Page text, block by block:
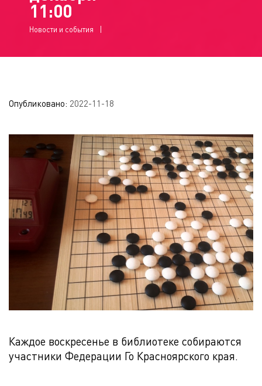
11:00
Новости и события
Опубликовано: 2022-11-18
Каждое воскресенье в библиотеке собираются
участники Федерации Го Красноярского края.